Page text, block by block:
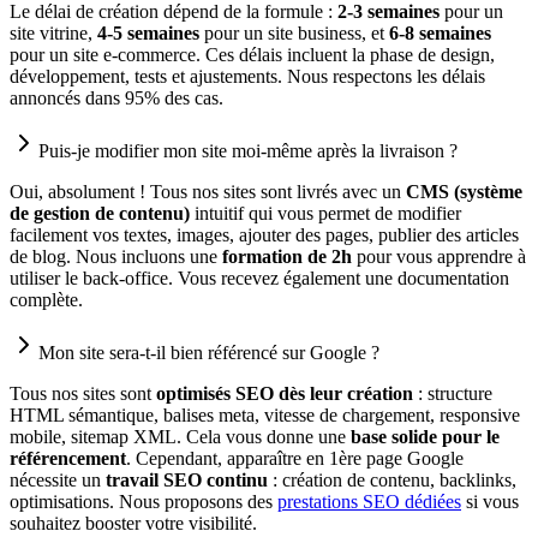
Le délai de création dépend de la formule : 2-3 semaines pour un
site vitrine, 4-5 semaines pour un site business, et 6-8 semaines
pour un site e-commerce. Ces délais incluent la phase de design,
développement, tests et ajustements. Nous respectons les délais
annoncés dans 95% des cas.
Puis-je modifier mon site moi-même après la livraison ?
Oui, absolument ! Tous nos sites sont livrés avec un CMS (système
de gestion de contenu) intuitif qui vous permet de modifier
facilement vos textes, images, ajouter des pages, publier des articles
de blog. Nous incluons une formation de 2h pour vous apprendre à
utiliser le back-office. Vous recevez également une documentation
complète.
Mon site sera-t-il bien référencé sur Google ?
Tous nos sites sont optimisés SEO dès leur création : structure
HTML sémantique, balises meta, vitesse de chargement, responsive
mobile, sitemap XML. Cela vous donne une base solide pour le
référencement. Cependant, apparaître en 1ère page Google
nécessite un travail SEO continu : création de contenu, backlinks,
optimisations. Nous proposons des prestations SEO dédiées si vous
souhaitez booster votre visibilité.